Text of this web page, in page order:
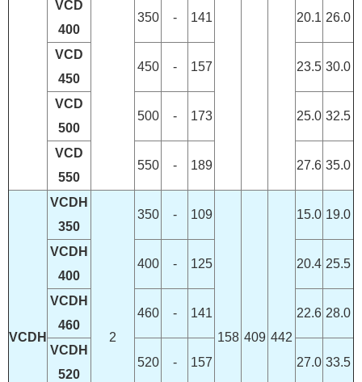
VCD
400
350 - 141 20.1 26.0
VCD
450
450 - 157 23.5 30.0
VCD
500
500 - 173 25.0 32.5
VCD
550
550 - 189 27.6 35.0
VCDH
VCDH
350
2
350 - 109
158 409 442
15.0 19.0
VCDH
400
400 - 125 20.4 25.5
VCDH
460
460 - 141 22.6 28.0
VCDH
520
520 - 157 27.0 33.5